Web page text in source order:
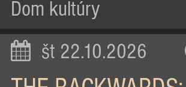
Dom kultúry
št 22.10.2026